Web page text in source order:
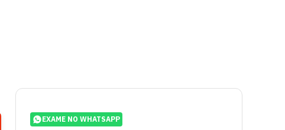
EXAME NO WHATSAPP